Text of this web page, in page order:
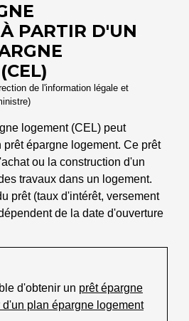
PARTIR D'UN
de l'information légale et
logement (CEL) peut
prêt épargne logement. Ce prêt
ou la construction d'un
travaux dans un logement.
prêt (taux d'intérêt, versement
de la date d'ouverture
d'obtenir un prêt épargne
d'un plan épargne logement